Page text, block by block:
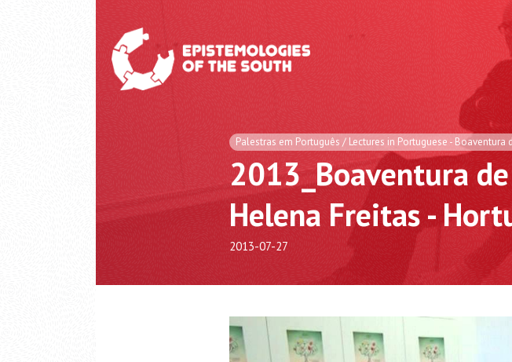
Palestras em Português / Lectures in Portuguese - Boaventura
2013_Boaventura
Helena Freitas -
2013-07-27
Video
Player